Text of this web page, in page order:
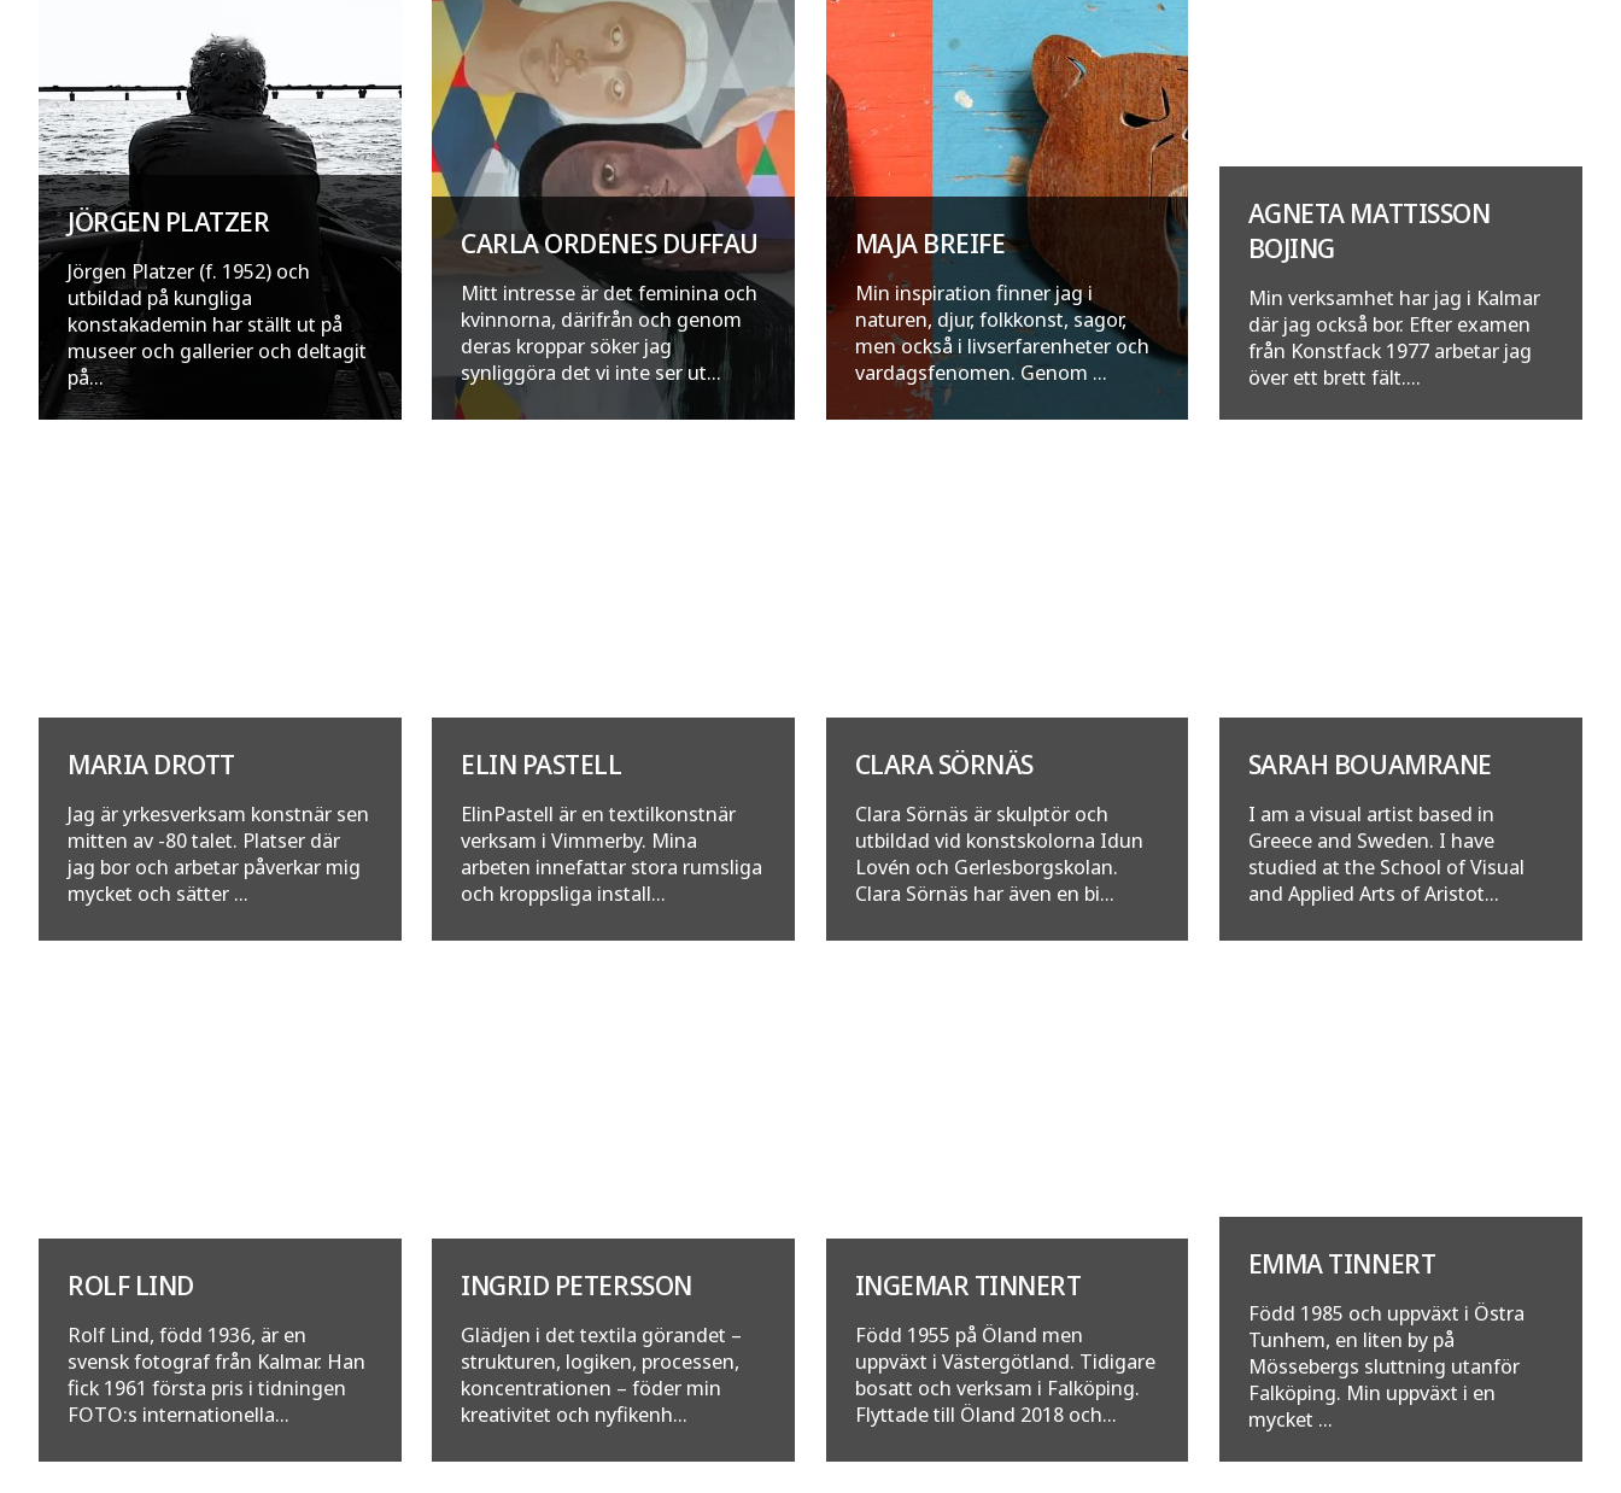
JÖRGEN PLATZER
Jörgen Platzer (f. 1952) och
utbildad på kungliga
konstakademin har ställt ut på
museer och gallerier och deltagit
på...
CARLA ORDENES DUFFAU
Mitt intresse är det feminina och
kvinnorna, därifrån och genom
deras kroppar söker jag
synliggöra det vi inte ser ut...
MAJA BREIFE
Min inspiration finner jag i
naturen, djur, folkkonst, sagor,
men också i livserfarenheter och
vardagsfenomen. Genom ...
AGNETA MATTISSON
BOJING
Min verksamhet har jag i Kalmar
där jag också bor. Efter examen
från Konstfack 1977 arbetar jag
över ett brett fält....
MARIA DROTT
Jag är yrkesverksam konstnär sen
mitten av -80 talet. Platser där
jag bor och arbetar påverkar mig
mycket och sätter ...
ELIN PASTELL
ElinPastell är en textilkonstnär
verksam i Vimmerby. Mina
arbeten innefattar stora rumsliga
och kroppsliga install...
CLARA SÖRNÄS
Clara Sörnäs är skulptör och
utbildad vid konstskolorna Idun
Lovén och Gerlesborgskolan.
Clara Sörnäs har även en bi...
SARAH BOUAMRANE
I am a visual artist based in
Greece and Sweden. I have
studied at the School of Visual
and Applied Arts of Aristot...
ROLF LIND
Rolf Lind, född 1936, är en
svensk fotograf från Kalmar. Han
fick 1961 första pris i tidningen
FOTO:s internationella...
INGRID PETERSSON
Glädjen i det textila görandet –
strukturen, logiken, processen,
koncentrationen – föder min
kreativitet och nyfikenh...
INGEMAR TINNERT
Född 1955 på Öland men
uppväxt i Västergötland. Tidigare
bosatt och verksam i Falköping.
Flyttade till Öland 2018 och...
EMMA TINNERT
Född 1985 och uppväxt i Östra
Tunhem, en liten by på
Mössebergs sluttning utanför
Falköping. Min uppväxt i en
mycket ...